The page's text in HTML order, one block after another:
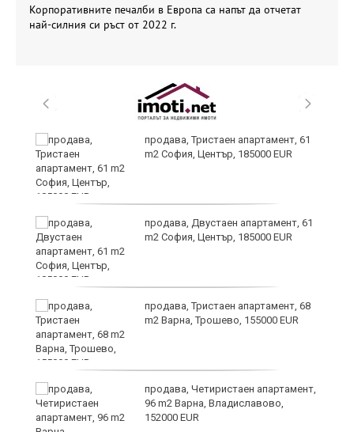
Корпоративните печалби в Европа са напът да отчетат
най-силния си ръст от 2022 г.
продава, Тристаен апартамент, 61
m2 София, Център, 185000 EUR
продава, Двустаен апартамент, 61
m2 София, Център, 185000 EUR
продава, Тристаен апартамент, 68
m2 Варна, Трошево, 155000 EUR
продава, Четиристаен апартамент,
96 m2 Варна, Владиславово,
152000 EUR